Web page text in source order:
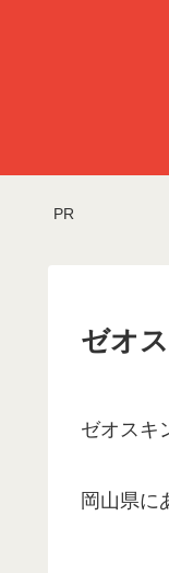
PR
ゼオ
ゼオスキ
岡山県に